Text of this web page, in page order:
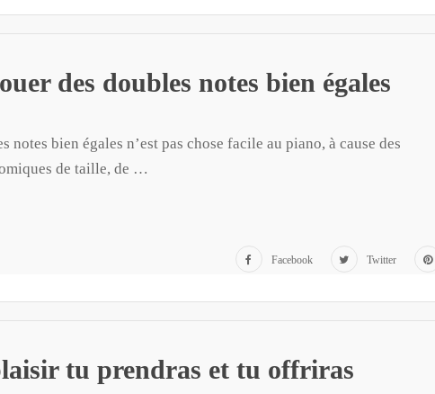
des doubles notes bien égales
notes bien égales n’est pas chose facile au piano, à cause des
de taille, de …
Facebook Twitter
tu prendras et tu offriras